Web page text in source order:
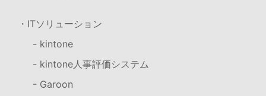
・ITソリューション
- kintone
- kintone人事評価システム
- Garoon